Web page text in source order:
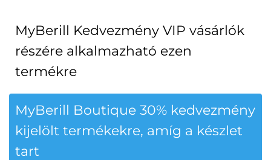
MyBerill Kedvezmény VIP vásárlók
részére alkalmazható ezen
termékre
MyBerill Boutique 30% kedvezmény
kijelölt termékekre, amíg a készlet
tart